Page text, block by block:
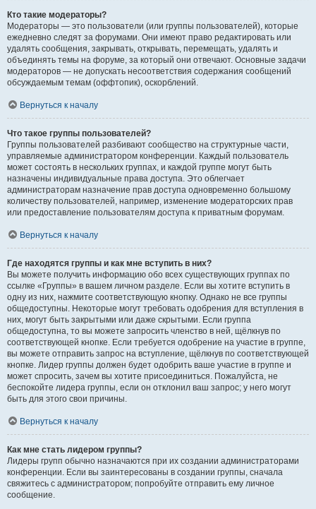
Кто такие модераторы?
Модераторы — это пользователи (или группы пользователей), которые
ежедневно следят за форумами. Они имеют право редактировать или
удалять сообщения, закрывать, открывать, перемещать, удалять и
объединять темы на форуме, за который они отвечают. Основные задачи
модераторов — не допускать несоответствия содержания сообщений
обсуждаемым темам (оффтопик), оскорблений.
Вернуться к началу
Что такое группы пользователей?
Группы пользователей разбивают сообщество на структурные части,
управляемые администратором конференции. Каждый пользователь
может состоять в нескольких группах, и каждой группе могут быть
назначены индивидуальные права доступа. Это облегчает
администраторам назначение прав доступа одновременно большому
количеству пользователей, например, изменение модераторских прав
или предоставление пользователям доступа к приватным форумам.
Вернуться к началу
Где находятся группы и как мне вступить в них?
Вы можете получить информацию обо всех существующих группах по
ссылке «Группы» в вашем личном разделе. Если вы хотите вступить в
одну из них, нажмите соответствующую кнопку. Однако не все группы
общедоступны. Некоторые могут требовать одобрения для вступления в
них, могут быть закрытыми или даже скрытыми. Если группа
общедоступна, то вы можете запросить членство в ней, щёлкнув по
соответствующей кнопке. Если требуется одобрение на участие в группе,
вы можете отправить запрос на вступление, щёлкнув по соответствующей
кнопке. Лидер группы должен будет одобрить ваше участие в группе и
может спросить, зачем вы хотите присоединиться. Пожалуйста, не
беспокойте лидера группы, если он отклонил ваш запрос; у него могут
быть для этого свои причины.
Вернуться к началу
Как мне стать лидером группы?
Лидеры групп обычно назначаются при их создании администраторами
конференции. Если вы заинтересованы в создании группы, сначала
свяжитесь с администратором; попробуйте отправить ему личное
сообщение.